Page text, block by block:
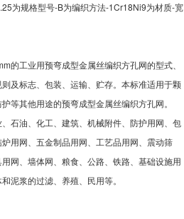
为规格型号-B为编织方法-1Cr18Ni9为材质-宽
的工业用预弯成型金属丝编织方孔网的型式、
及标志、包装、运输、贮存。本标准适用于颗
等其他用途的预弯成型金属丝编织方孔网。
石油、化工、建筑、机械附件、防护用网、包
用网、五金制品用网、工艺品用网、震动筛
网、墙体网、粮食、公路、铁路、基础设施用
泥浆的过滤、养殖、民用等。